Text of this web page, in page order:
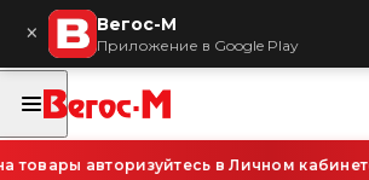
× Вегос-М
Приложение в Google Play
авторизуйтесь в Личном кабинете.